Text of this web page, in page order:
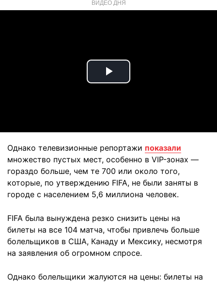
ВИДЕО ДНЯ
Play
Однако телевизионные репортажи показали
множество пустых мест, особенно в VIP-зонах —
гораздо больше, чем те 700 или около того,
которые, по утверждению FIFA, не были заняты в
городе с населением 5,6 миллиона человек.
FIFA была вынуждена резко снизить цены на
билеты на все 104 матча, чтобы привлечь больше
болельщиков в США, Канаду и Мексику, несмотря
на заявления об огромном спросе.
Однако болельщики жалуются на цены: билеты на